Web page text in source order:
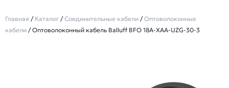
Главная / Каталог /Соединительные кабели /Оптоволоконные
кабели / Оптоволоконный кабель Balluff BFO 18A-XAA-UZG-30-3